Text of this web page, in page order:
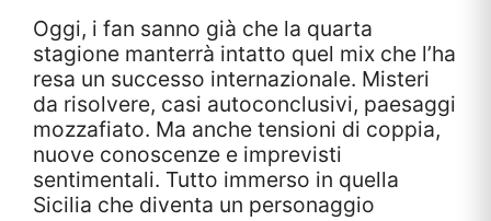
Oggi, i fan sanno già che la quarta
stagione manterrà intatto quel mix che l’ha
resa un successo internazionale. Misteri
da risolvere, casi autoconclusivi, paesaggi
mozzafiato. Ma anche tensioni di coppia,
nuove conoscenze e imprevisti
sentimentali. Tutto immerso in quella
Sicilia che diventa un personaggio